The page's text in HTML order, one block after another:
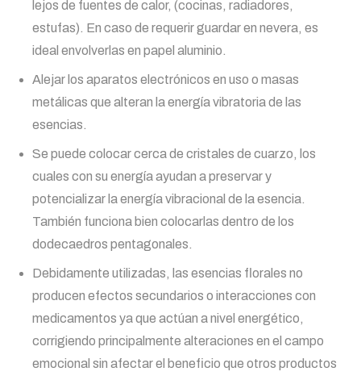
lejos de fuentes de calor, (cocinas, radiadores,
estufas). En caso de requerir guardar en nevera, es
ideal envolverlas en papel aluminio.
Alejar los aparatos electrónicos en uso o masas
metálicas que alteran la energía vibratoria de las
esencias.
Se puede colocar cerca de cristales de cuarzo, los
cuales con su energía ayudan a preservar y
potencializar la energía vibracional de la esencia.
También funciona bien colocarlas dentro de los
dodecaedros pentagonales.
Debidamente utilizadas, las esencias florales no
producen efectos secundarios o interacciones con
medicamentos ya que actúan a nivel energético,
corrigiendo principalmente alteraciones en el campo
emocional sin afectar el beneficio que otros productos